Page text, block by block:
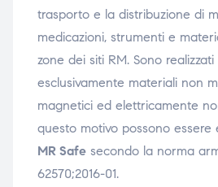
trasporto e la distribuzione di
medicazioni, strumenti e
zone dei siti RM. Sono
esclusivamente materiali non
magnetici ed elettricamente
questo motivo possono essere
MR Safesecondo la norma
62570;2016-01.